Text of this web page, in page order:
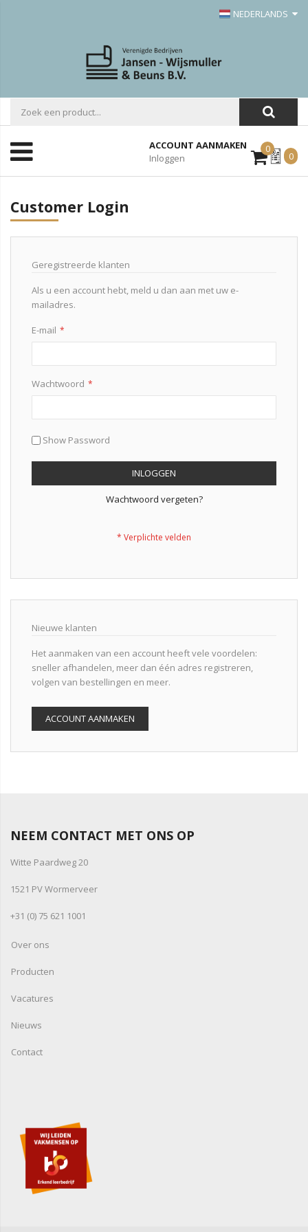
NEDERLANDS
ACCOUNT AANMAKEN
Inloggen
0Mijn
Offerte
0
Customer Login
Geregistreerde klanten
Als u een account hebt, meld u dan aan met uw e-
mailadres.
E-mail
Wachtwoord
Show Password
INLOGGEN
Wachtwoord vergeten?
Nieuwe klanten
Het aanmaken van een account heeft vele voordelen:
sneller afhandelen, meer dan één adres registreren,
volgen van bestellingen en meer.
ACCOUNT AANMAKEN
NEEM CONTACT MET ONS OP
Witte Paardweg 20
1521 PV Wormerveer
+31 (0) 75 621 1001
Over ons
Producten
Vacatures
Nieuws
Contact